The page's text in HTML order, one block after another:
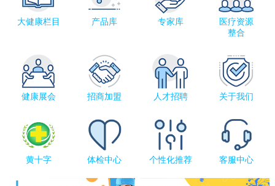
大健康栏目 产品库 专家库
医疗资源
整合
健康展会 招商加盟 人才招聘 关于我们
黄十字 体检中心 个性化推荐 客服中心